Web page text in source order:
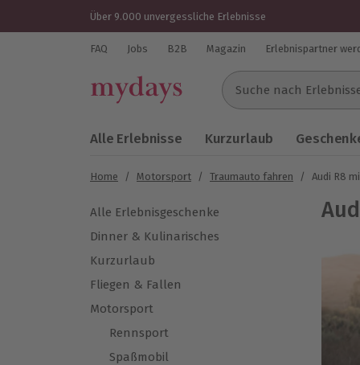
Über 9.000 unvergessliche Erlebnisse
FAQ Jobs B2B Magazin Erlebnispartner
Suche nach
Alle Erlebnisse Kurzurlaub
Home / Motorsport / Traumauto fahren / Audi R8
Alle Erlebnisgeschenke
Dinner & Kulinarisches
Kurzurlaub
Fliegen & Fallen
Motorsport
Rennsport
Spaßmobil